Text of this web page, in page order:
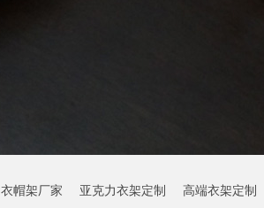
衣帽架厂家 亚克力衣架定制 高端衣架定制